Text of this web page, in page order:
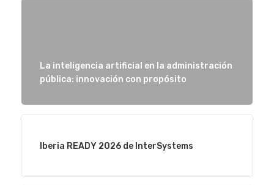
La inteligencia artificial en la administración
pública: innovación con propósito
Iberia READY 2026 de InterSystems